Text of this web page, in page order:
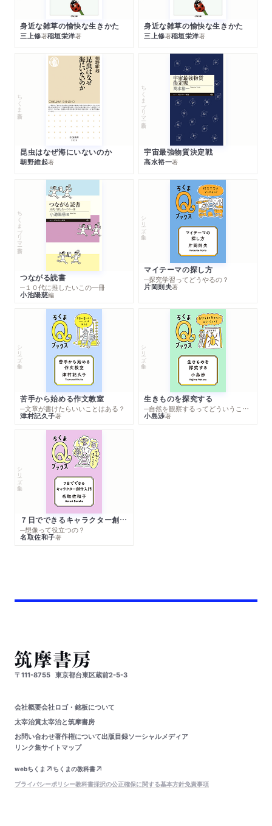
身近な雑草の愉快な生きかた
三上修著稲垣栄洋著
身近な雑草の愉快な生きかた
三上修著稲垣栄洋著
ちくま新書
昆虫はなぜ海にいないのか
朝野維起著
ちくまプリマー新書
宇宙最強物質決定戦
高水裕一著
ちくまプリマー新書
つながる読書
─１０代に推したいこの一冊
小池陽慈編
シリーズ・全集
マイテーマの探し方
─探究学習ってどうやるの？
片岡則夫著
シリーズ・全集
苦手から始める作文教室
─文章が書けたらいいことはある？
津村記久子著
シリーズ・全集
生きものを探究する
─自然を観察するってどういうこと？
小島渉著
シリーズ・全集
７日でできるキャラクター創作入門
─想像って役立つの？
名取佐和子著
〒111-8755 東京都台東区蔵前2-5-3
会社概要会社ロゴ・銘板について
太宰治賞太宰治と筑摩書房
お問い合わせ著作権について出版目録ソーシャルメディア
リンク集サイトマップ
webちくま
ちくまの教科書
プライバシーポリシー教科書採択の公正確保に関する基本方針免責事項